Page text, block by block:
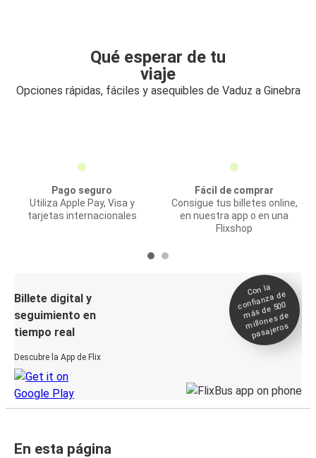
Qué esperar de tu
viaje
Opciones rápidas, fáciles y asequibles de Vaduz a Ginebra
Pago seguro
Utiliza Apple Pay, Visa y
tarjetas internacionales
Fácil de comprar
Consigue tus billetes online,
en nuestra app o en una
Flixshop
Billete digital y
seguimiento en
tiempo real
Descubre la App de Flix
Con la
confianza de
más de 500
millones de
pasajeros
En esta página